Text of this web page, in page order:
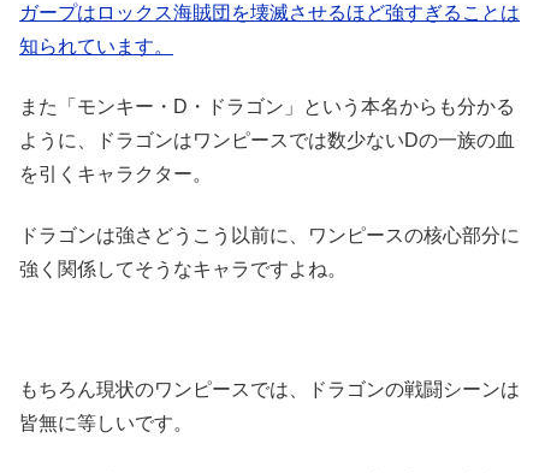
ガープはロックス海賊団を壊滅させるほど強すぎることは
知られています。
また「モンキー・D・ドラゴン」という本名からも分かる
ように、ドラゴンはワンピースでは数少ないDの一族の血
を引くキャラクター。
ドラゴンは強さどうこう以前に、ワンピースの核心部分に
強く関係してそうなキャラですよね。
もちろん現状のワンピースでは、ドラゴンの戦闘シーンは
皆無に等しいです。